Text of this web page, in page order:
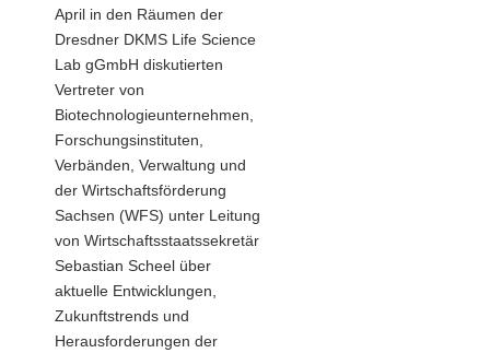
April in den Räumen der
Dresdner DKMS Life Science
Lab gGmbH diskutierten
Vertreter von
Biotechnologieunternehmen,
Forschungsinstituten,
Verbänden, Verwaltung und
der Wirtschaftsförderung
Sachsen (WFS) unter Leitung
von Wirtschaftsstaatssekretär
Sebastian Scheel über
aktuelle Entwicklungen,
Zukunftstrends und
Herausforderungen der